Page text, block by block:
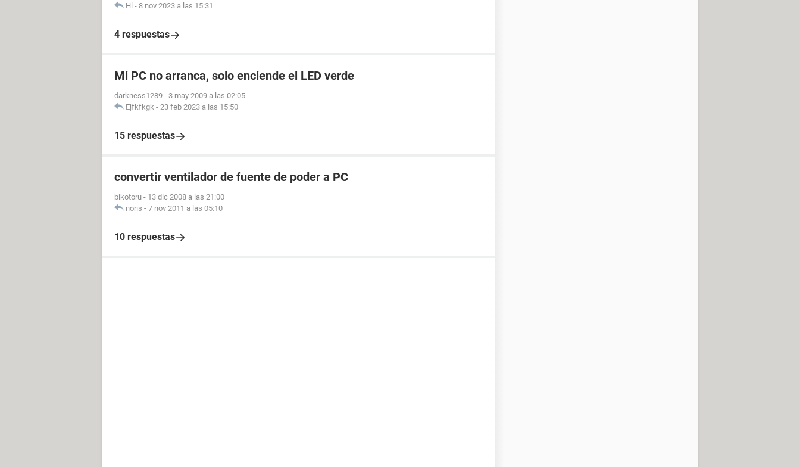
Hl - 8 nov 2023 a las 15:31
4 respuestas
Mi PC no arranca, solo enciende el LED verde
darkness1289 - 3 may 2009 a las 02:05
Ejfkfkgk - 23 feb 2023 a las 15:50
15 respuestas
convertir ventilador de fuente de poder a PC
bikotoru - 13 dic 2008 a las 21:00
noris - 7 nov 2011 a las 05:10
10 respuestas